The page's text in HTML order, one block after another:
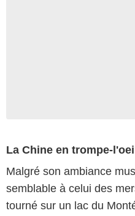
La Chine en trompe-l'oeil
Malgré son ambiance
semblable à celui des
tourné sur un lac du